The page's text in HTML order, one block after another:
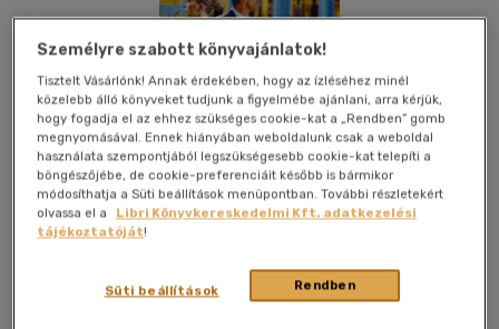
Kívánságlistához adom
(2 vélemény)
puhatáblás, ragasztókötött 317 oldal
Személyre szabott könyvajánlatok!
Tisztelt Vásárlónk! Annak érdekében, hogy az ízléséhez minél
közelebb álló könyveket tudjunk a figyelmébe ajánlani, arra kérjük,
hogy fogadja el az ehhez szükséges cookie-kat a „Rendben” gomb
megnyomásával. Ennek hiányában weboldalunk csak a weboldal
használata szempontjából legszükségesebb cookie-kat telepíti a
böngészőjébe, de cookie-preferenciáit később is bármikor
módosíthatja a Süti beállítások menüpontban. További részletekért
olvassa el a
Libri Könyvkereskedelmi Kft. adatkezelési
tájékoztatóját!
Rendben
Süti beállítások